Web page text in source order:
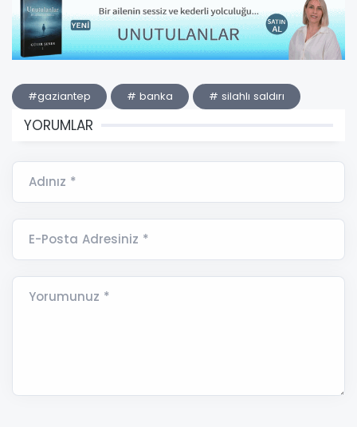
#gaziantep # banka # silahlı saldırı
YORUMLAR
Adınız *
E-Posta Adresiniz *
Yorumunuz *